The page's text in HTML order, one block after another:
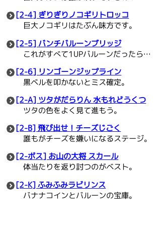
[2-4] ぎりぎりノコギリトロッコ
巨大ノコギリはたぶん味方です。
[2-5] バンチバルーンブリッジ
これがすべて1UPバルーンだったら…
[2-6] リンゴーンジップライン
黒ベルを叩かないとミス確定。
[2-A] ツタがだらりん 水もれどうくつ
ツタの色をよく見て進もう。
[2-B] 飛び出せ！チーズじごく
誰もがチーズを嫌いになるステージ。
[2-ボス] お山の大将 スカール
体当たりを返り討つのがベスト。
[2-K] ふみふみラビリンス
バナナコインとバルーンの宝庫。